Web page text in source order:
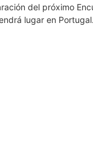
del próximo
lugar en Portugal.